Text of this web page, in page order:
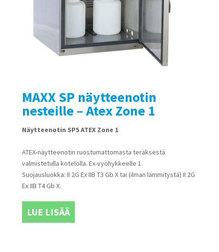
MAXX SP näytteenotin
nesteille – Atex Zone 1
Näytteenotin SP5 ATEX Zone 1
ATEX-näytteenotin ruostumattomasta teräksestä
valmistetulla kotelolla. Ex-vyöhykkeelle 1.
Suojausluokka: II 2G Ex IIB T3 Gb X tai (ilman lämmitystä) II 2G
Ex IIB T4 Gb X.
LUE LISÄÄ